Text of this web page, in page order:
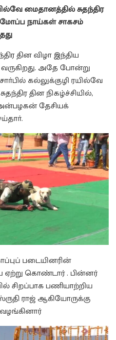
மைதானத்தில் சுதந்திர
நாய்கள் சாகசம்
தின விழா இந்திய
அதே போன்று
கல்லுக்குழி ரயில்வே
தின நிகழ்ச்சியில்,
தேசியக்
படையினரின்
ஏற்று கொண்டார் . பின்னர்
சிறப்பாக பணியாற்றிய
ராஜ் ஆகியோருக்கு